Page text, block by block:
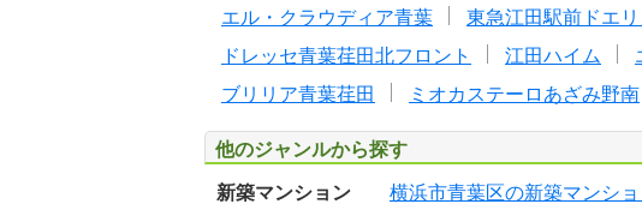
エル・クラウディア青葉
東急江田駅前ドエ
ドレッセ青葉荏田北フロント
江田ハイム
ブリリア青葉荏田
ミオカステーロあざみ野南
他のジャンルから探す
新築マンション 横浜市青葉区の新築マンショ